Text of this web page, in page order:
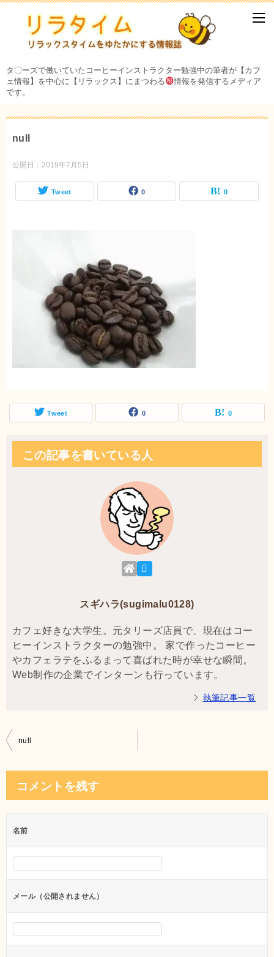
タ〇ーズで働いていたコーヒーインストラクター勉強中の筆者が【カフ
ェ情報】を中心に【リラックス】にまつわる
情報を発信するメディア
です。
null
公開日： 2019年7月5日
Tweet 0 0
Tweet 0 0
この記事を書いている人
スギハラ(sugimalu0128)
カフェ好きな大学生。元タリーズ店員で、現在はコー
ヒーインストラクターの勉強中。 家で作ったコーヒー
やカフェラテをふるまって喜ばれた時が幸せな瞬間。
Web制作の企業でインターンも行っています。
執筆記事一覧
投
ビ
ー
シ
ン
null
コメントを残す
名前
メール（公開されません）